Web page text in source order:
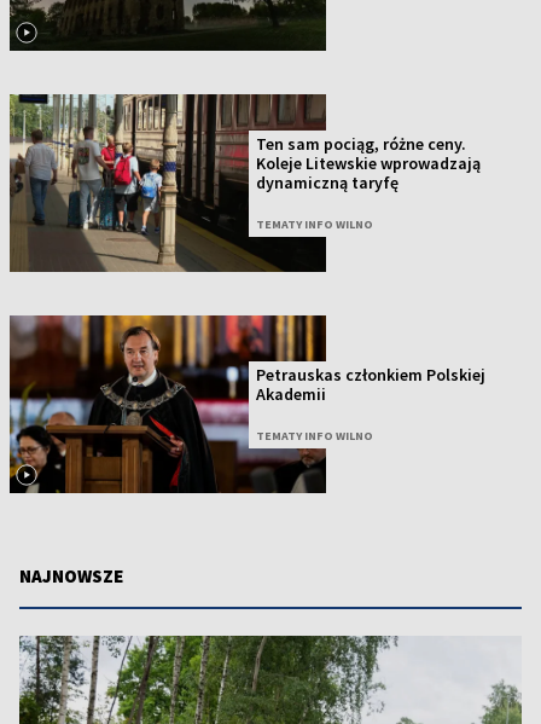
Ten sam pociąg, różne ceny.
Koleje Litewskie wprowadzają
dynamiczną taryfę
TEMATY INFO WILNO
Petrauskas członkiem Polskiej
Akademii
TEMATY INFO WILNO
NAJNOWSZE